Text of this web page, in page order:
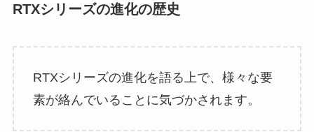
RTXシリーズの進化の歴史
RTXシリーズの進化を語る上で、様々な要
素が絡んでいることに気づかされます。